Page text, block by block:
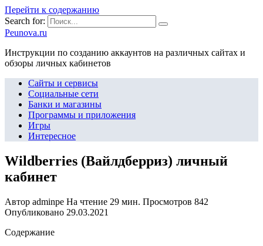
Перейти к содержанию
Search for:
Peunova.ru
Инструкции по созданию аккаунтов на различных сайтах и
обзоры личных кабинетов
Сайты и сервисы
Социальные сети
Банки и магазины
Программы и приложения
Игры
Интересное
Wildberries (Вайлдберриз) личный
кабинет
Автор adminpe На чтение 29 мин. Просмотров 842
Опубликовано 29.03.2021
Содержание